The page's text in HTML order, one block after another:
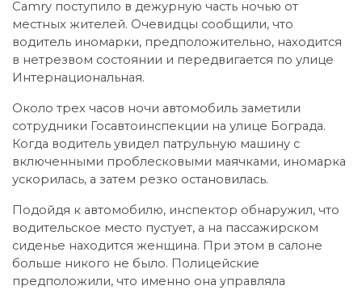
Camry поступило в дежурную часть ночью от
местных жителей. Очевидцы сообщили, что
водитель иномарки, предположительно, находится
в нетрезвом состоянии и передвигается по улице
Интернациональная.
Около трех часов ночи автомобиль заметили
сотрудники Госавтоинспекции на улице Бограда.
Когда водитель увидел патрульную машину с
включенными проблесковыми маячками, иномарка
ускорилась, а затем резко остановилась.
Подойдя к автомобилю, инспектор обнаружил, что
водительское место пустует, а на пассажирском
сиденье находится женщина. При этом в салоне
больше никого не было. Полицейские
предположили, что именно она управляла